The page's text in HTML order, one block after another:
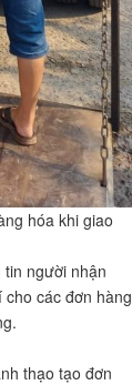
hóa khi giao
người nhận
các đơn hàng
thạo tạo đơn